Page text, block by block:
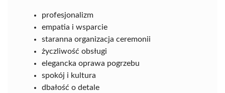
profesjonalizm
empatia i wsparcie
staranna organizacja ceremonii
życzliwość obsługi
elegancka oprawa pogrzebu
spokój i kultura
dbałość o detale